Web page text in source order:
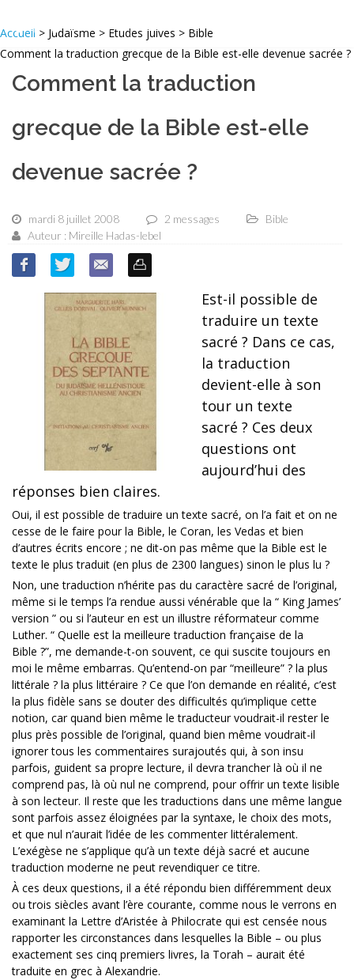
Accueil > Judaïsme > Etudes juives > Bible
Comment la traduction grecque de la Bible est-elle devenue sacrée ?
Comment la traduction
grecque de la Bible est-elle
devenue sacrée ?
mardi 8 juillet 2008 2 messages
Bible
Auteur : Mireille Hadas-lebel
Est-il possible de
traduire un texte
sacré ? Dans ce cas,
la traduction
devient-elle à son
tour un texte
sacré ? Ces deux
questions ont
aujourd’hui des
réponses bien claires.
Oui, il est possible de traduire un texte sacré, on l’a fait et on ne
cesse de le faire pour la Bible, le Coran, les Vedas et bien
d’autres écrits encore ; ne dit-on pas même que la Bible est le
texte le plus traduit (en plus de 2300 langues) sinon le plus lu ?
Non, une traduction n’hérite pas du caractère sacré de l’original,
même si le temps l’a rendue aussi vénérable que la “ King James’
version ” ou si l’auteur en est un illustre réformateur comme
Luther. “ Quelle est la meilleure traduction française de la
Bible ?”, me demande-t-on souvent, ce qui suscite toujours en
moi le même embarras. Qu’entend-on par “meilleure” ? la plus
littérale ? la plus littéraire ? Ce que l’on demande en réalité, c’est
la plus fidèle sans se douter des difficultés qu’implique cette
notion, car quand bien même le traducteur voudrait-il rester le
plus près possible de l’original, quand bien même voudrait-il
ignorer tous les commentaires surajoutés qui, à son insu
parfois, guident sa propre lecture, il devra trancher là où il ne
comprend pas, là où nul ne comprend, pour offrir un texte lisible
à son lecteur. Il reste que les traductions dans une même langue
sont parfois assez éloignées par la syntaxe, le choix des mots,
et que nul n’aurait l’idée de les commenter littéralement.
L’exégèse ne s’applique qu’à un texte déjà sacré et aucune
traduction moderne ne peut revendiquer ce titre.
À ces deux questions, il a été répondu bien différemment deux
ou trois siècles avant l’ère courante, comme nous le verrons en
examinant la Lettre d’Aristée à Philocrate qui est censée nous
rapporter les circonstances dans lesquelles la Bible – ou plus
exactement ses cinq premiers livres, la Torah – aurait été
traduite en grec à Alexandrie.